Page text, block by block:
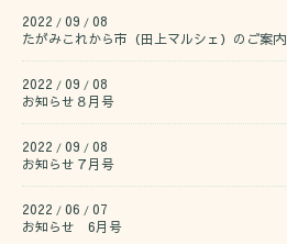
2022 / 09 / 08
たがみこれから市（田上マルシェ）のご案内
2022 / 09 / 08
お知らせ８月号
2022 / 09 / 08
お知らせ７月号
2022 / 06 / 07
お知らせ 6月号